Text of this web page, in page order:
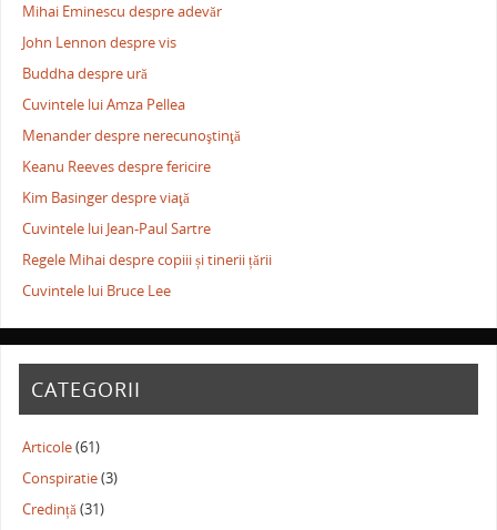
Mihai Eminescu despre adevăr
John Lennon despre vis
Buddha despre ură
Cuvintele lui Amza Pellea
Menander despre nerecunoştinţă
Keanu Reeves despre fericire
Kim Basinger despre viaţă
Cuvintele lui Jean-Paul Sartre
Regele Mihai despre copiii și tinerii țării
Cuvintele lui Bruce Lee
CATEGORII
Articole(61)
Conspiratie(3)
Credință(31)